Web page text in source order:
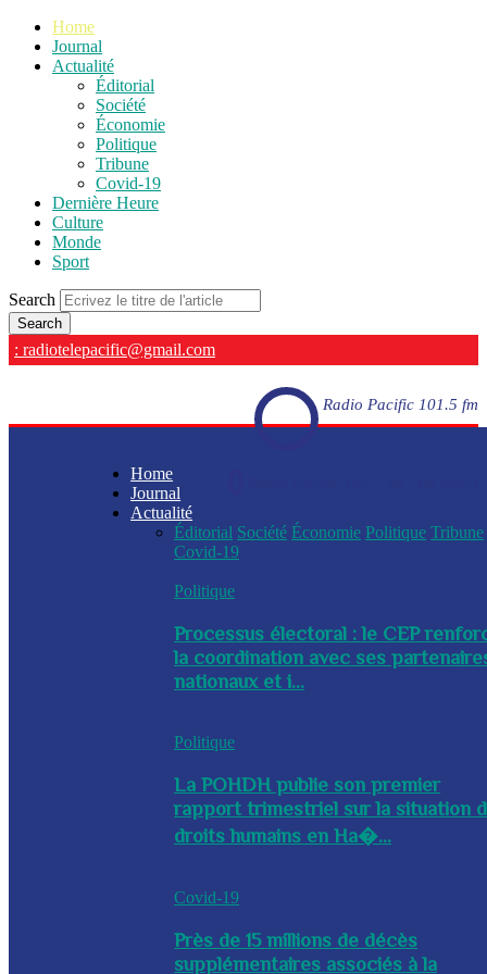
Home
Journal
Actualité
Éditorial
Société
Économie
Politique
Tribune
Covid-19
Dernière Heure
Culture
Monde
Sport
Search
: radiotelepacific@gmail.com
Radio Pacific 101.5 fm
Home
Journal
Actualité
Éditorial Société Économie Politique Tribune
Covid-19
Politique
Processus électoral : le CEP
la coordination avec ses
nationaux et i...
Politique
La POHDH publie son premier
rapport trimestriel sur la situation
droits humains en Ha�...
Covid-19
Près de 15 millions de décès
supplémentaires associés à la